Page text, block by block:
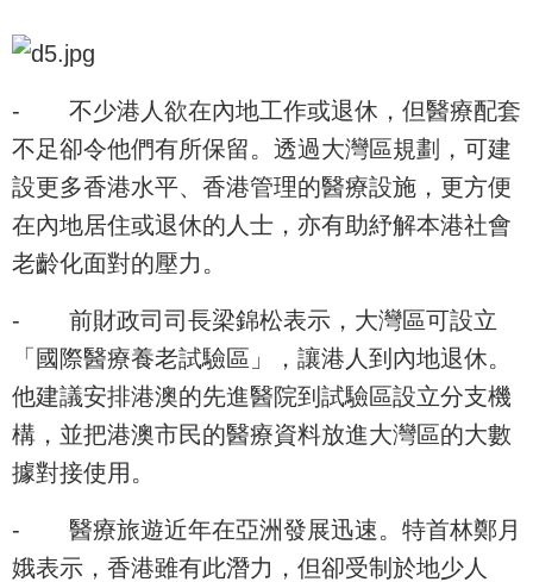
-
不少港人欲在內地工作或退休，但醫療配套
不足卻令他們有所保留。透過大灣區規劃，可建
設更多香港水平、香港管理的醫療設施，更方便
在內地居住或退休的人士，亦有助紓解本港社會
老齡化面對的壓力。
-
前財政司司長梁錦松表示，大灣區可設立
「國際醫療養老試驗區」，讓港人到內地退休。
他建議安排港澳的先進醫院到試驗區設立分支機
構，並把港澳市民的醫療資料放進大灣區的大數
據對接使用。
-
醫療旅遊近年在亞洲發展迅速。特首林鄭月
娥表示，香港雖有此潛力，但卻受制於地少人